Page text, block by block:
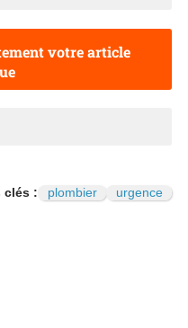
votre article
clés : plombier urgence